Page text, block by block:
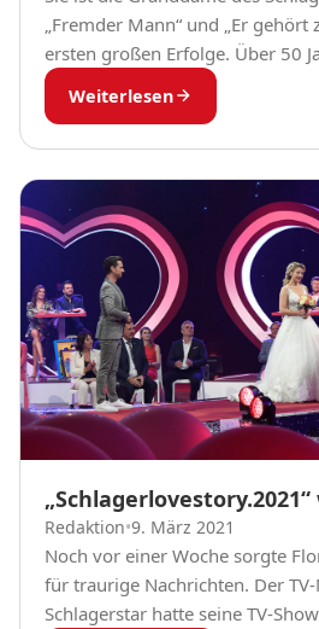
„Fremder Mann“ und „Er
ersten großen Erfolge. Über 50
schon auf...
Weiterlesen
Redaktion•9. März 2021
Noch vor einer Woche sorgte
für traurige Nachrichten. Der
Schlagerstar hatte seine TV-Show